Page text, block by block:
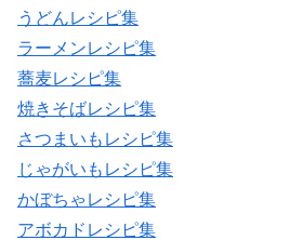
うどんレシピ集
ラーメンレシピ集
蕎麦レシピ集
焼きそばレシピ集
さつまいもレシピ集
じゃがいもレシピ集
かぼちゃレシピ集
アボカドレシピ集